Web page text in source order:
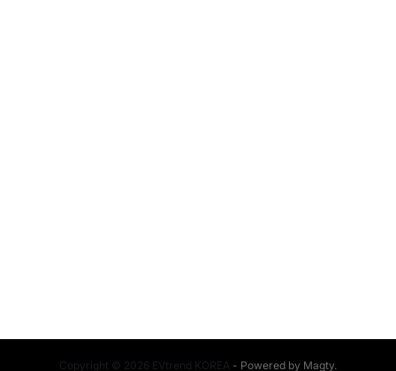
Copyright © 2026 EVtrend KOREA- Powered by Magty.